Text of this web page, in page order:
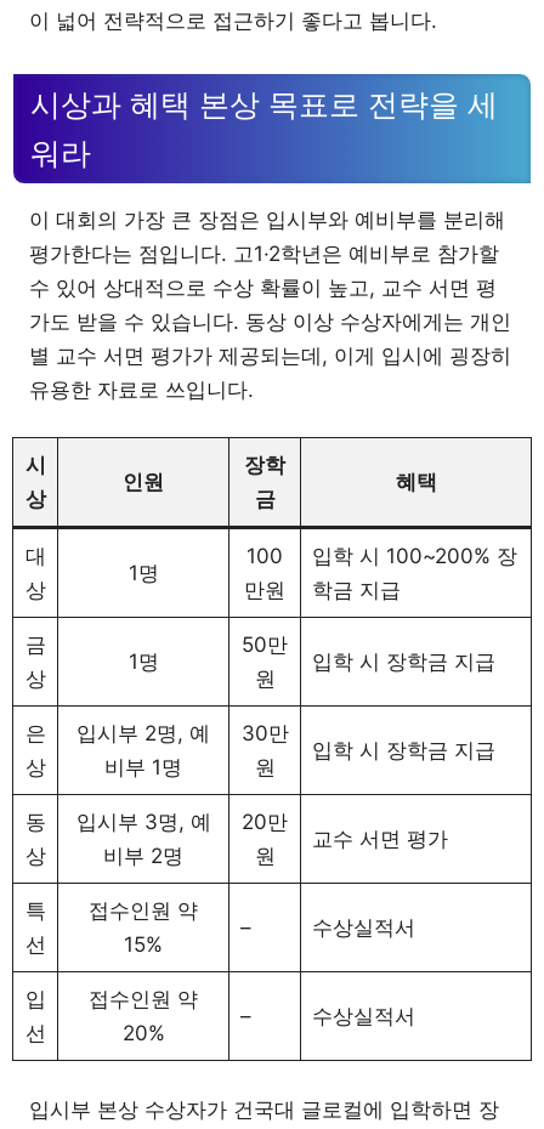
이 넓어 전략적으로 접근하기 좋다고 봅니다.
시상과 혜택 본상 목표로 전략을 세
워라
이 대회의 가장 큰 장점은 입시부와 예비부를 분리해
평가한다는 점입니다. 고1·2학년은 예비부로 참가할
수 있어 상대적으로 수상 확률이 높고, 교수 서면 평
가도 받을 수 있습니다. 동상 이상 수상자에게는 개인
별 교수 서면 평가가 제공되는데, 이게 입시에 굉장히
유용한 자료로 쓰입니다.
시
상
인원
장학
금
혜택
대
상
1명
100
만원
입학 시 100~200% 장
학금 지급
금
상
1명
50만
원
입학 시 장학금 지급
은
상
입시부 2명, 예
비부 1명
30만
원
입학 시 장학금 지급
동
상
입시부 3명, 예
비부 2명
20만
원
교수 서면 평가
특
선
접수인원 약
15%
– 수상실적서
입
선
접수인원 약
20%
– 수상실적서
입시부 본상 수상자가 건국대 글로컬에 입학하면 장